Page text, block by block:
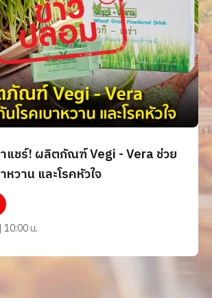
แชร์! ผลิตภัณฑ์ Vegi - Vera ช่วย
หวาน และโรคหัวใจ
น.